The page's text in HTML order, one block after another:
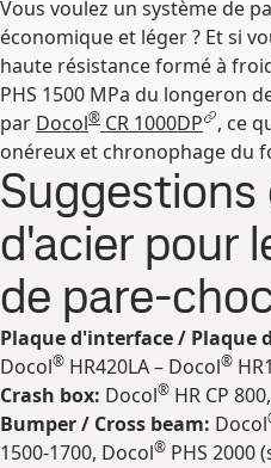
Vous voulez un système de
économique et léger ? Et si
haute résistance formé à
PHS 1500 MPa du longeron
par Docol® CR 1000DP
, ce
onéreux et chronophage du
d'acier pour
de pare-
Plaque d'interface / Plaque
Docol® HR420LA – Docol®
Crash box: Docol® HR CP
Bumper / Cross beam: Docol
1500-1700, Docol® PHS 2000